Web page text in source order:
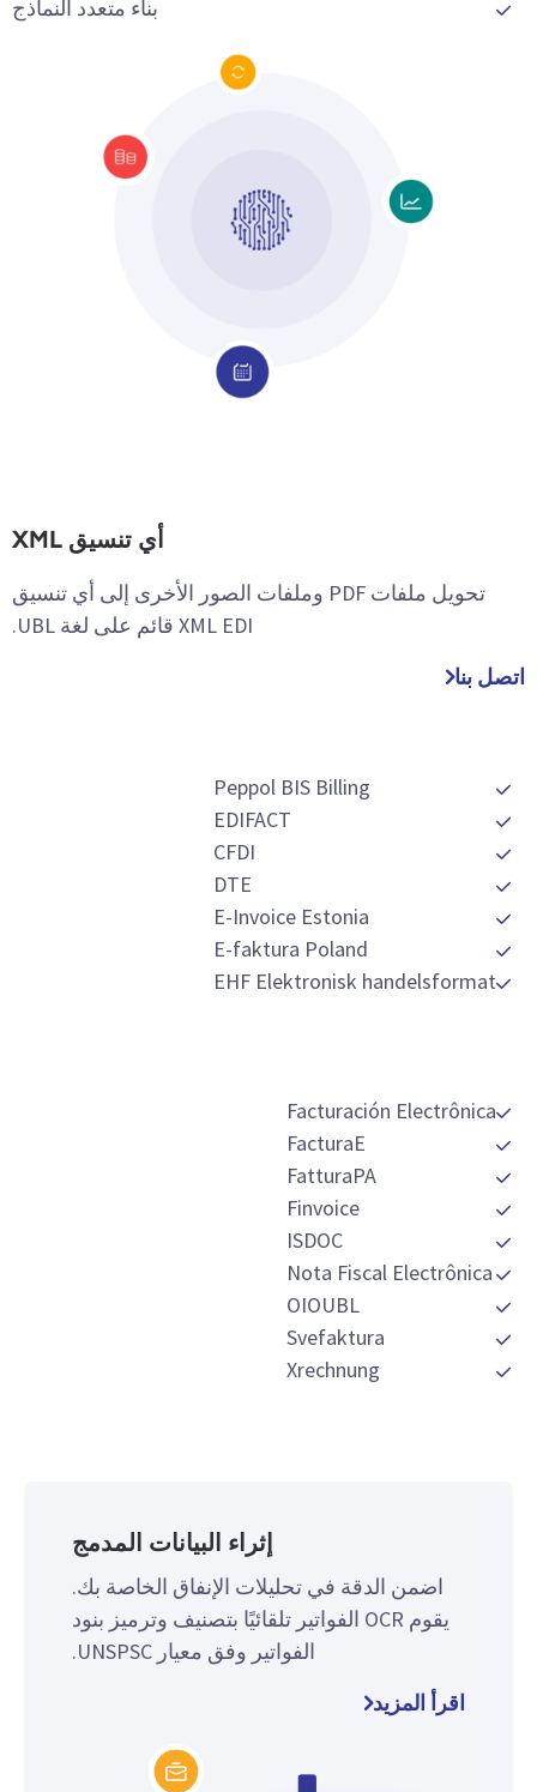
بناء متعدد النماذج
أي تنسيق XML
تحويل ملفات PDF وملفات الصور الأخرى إلى أي تنسيق
XML EDI قائم على لغة UBL.
اتصل بنا
Peppol BIS Billing
EDIFACT
CFDI
DTE
E-Invoice Estonia
E-faktura Poland
EHF Elektronisk handelsformat
Facturación Electrônica
FacturaE
FatturaPA
Finvoice
ISDOC
Nota Fiscal Electrônica
OIOUBL
Svefaktura
Xrechnung
إثراء البيانات المدمج
اضمن الدقة في تحليلات الإنفاق الخاصة بك.
يقوم OCR الفواتير تلقائيًا بتصنيف وترميز بنود
الفواتير وفق معيار UNSPSC.
اقرأ المزيد